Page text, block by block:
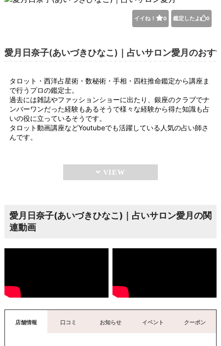
イイね！ 0 鑑定したよ 0
愛月日奈子(あいづきひなこ)｜占いサロン愛月のおす
タロット・西洋占星術・数秘術・手相・四柱推命鑑定から講座ま
で行うプロの鑑定士。
過去には雑誌やファッションショーに出たり、銀座のクラブでナ
ンバーワンだった経験もあるそうで様々な経験から得た知識も占
いの役に立っているそうです。
タロット動画講座などYoutubeでも活躍している人気の占い師さ
んです。
愛月日奈子(あいづきひなこ)｜占いサロン愛月の関
連動画
店舗情報 口コミ お知らせ イベント クーポン